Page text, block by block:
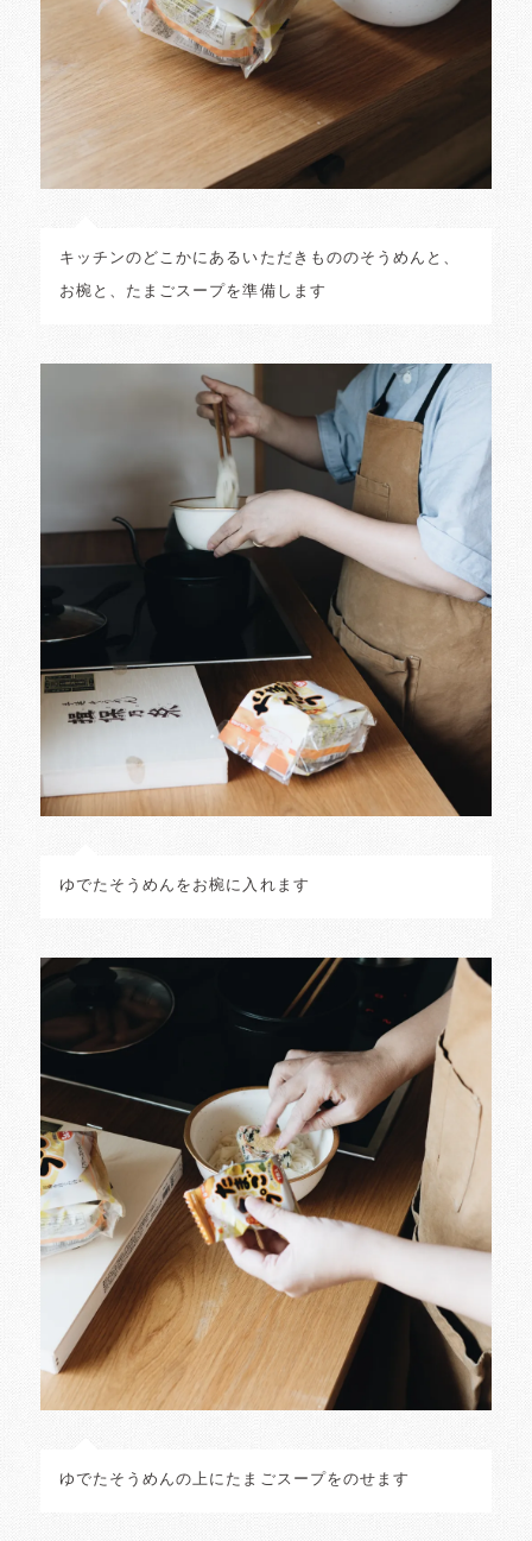
キッチンのどこかにあるいただきもののそうめんと、
お椀と、たまごスープを準備します
ゆでたそうめんをお椀に入れます
ゆでたそうめんの上にたまごスープをのせます